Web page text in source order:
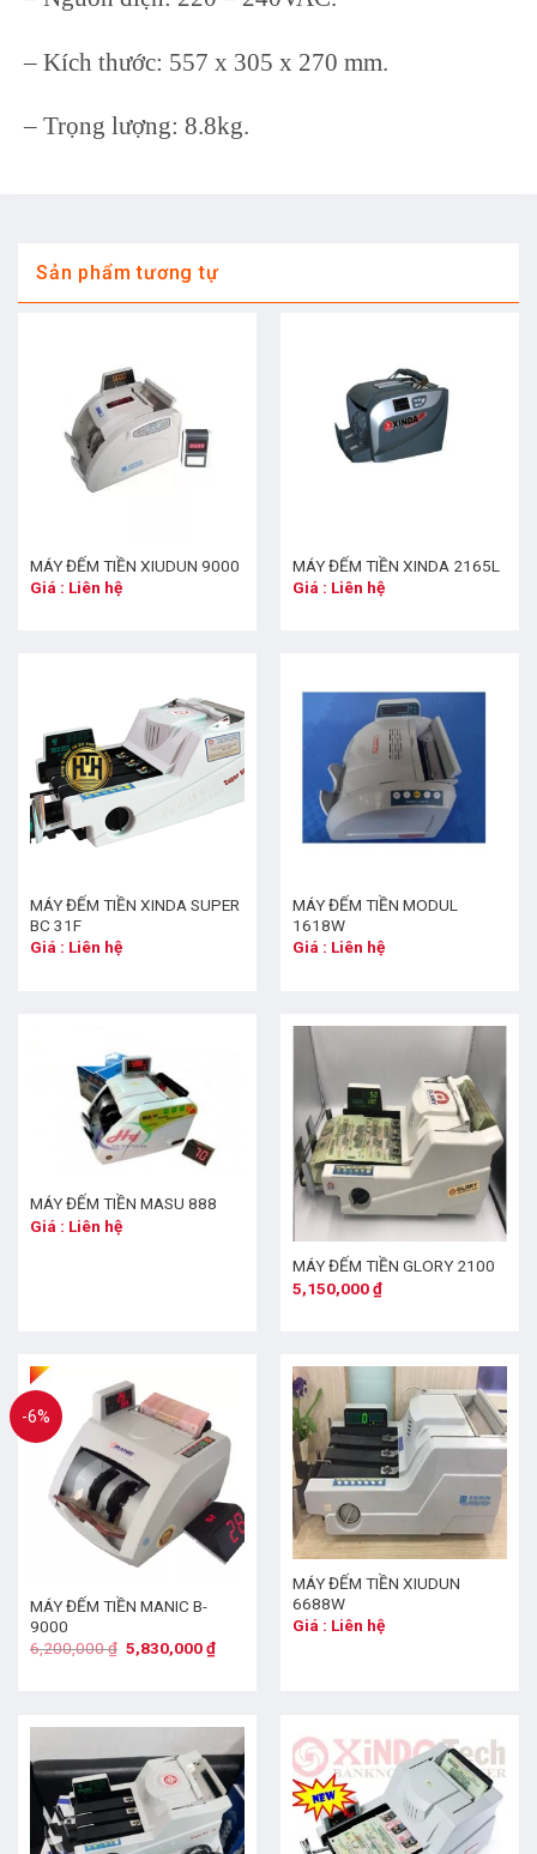
– Kích thước: 557 x 305 x 270 mm.
– Trọng lượng: 8.8kg.
Sản phẩm tương tự
MÁY ĐẾM TIỀN XIUDUN 9000
Giá : Liên hệ
MÁY ĐẾM TIỀN XINDA 2165L
Giá : Liên hệ
MÁY ĐẾM TIỀN XINDA SUPER
BC 31F
Giá : Liên hệ
MÁY ĐẾM TIỀN MODUL
1618W
Giá : Liên hệ
MÁY ĐẾM TIỀN MASU 888
Giá : Liên hệ
MÁY ĐẾM TIỀN GLORY 2100
5,150,000₫
-6%
MÁY ĐẾM TIỀN MANIC B-
9000
6,200,000₫ 5,830,000₫
MÁY ĐẾM TIỀN XIUDUN
6688W
Giá : Liên hệ